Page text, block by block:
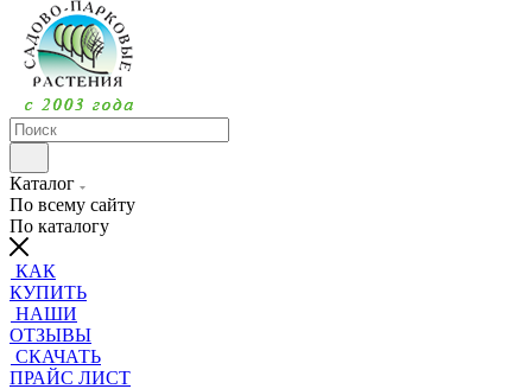
Каталог
По всему сайту
По каталогу
КАК
КУПИТЬ
НАШИ
ОТЗЫВЫ
СКАЧАТЬ
ПРАЙС ЛИСТ